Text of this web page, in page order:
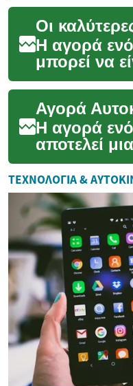
τις σωστές
μπορείτε
Η αγορά
μπορεί να
αγχωτική
τόσες
Η αγορά
αποτελεί
επένδυση
Είτε
ΤΕΧΝΟΛΟΓΊΑ &